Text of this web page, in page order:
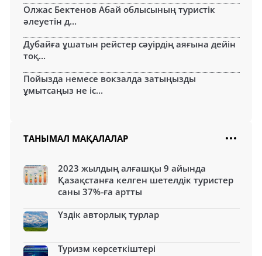
Олжас Бектенов Абай облысының туристік
әлеуетін д...
Дубайға ұшатын рейстер сәуірдің аяғына дейін
тоқ...
Пойызда немесе вокзалда затыңызды
ұмытсаңыз не іс...
ТАНЫМАЛ МАҚАЛАЛАР
2023 жылдың алғашқы 9 айында
Қазақстанға келген шетелдік туристер
саны 37%-ға артты
Үздік авторлық турлар
Туризм көрсеткіштері